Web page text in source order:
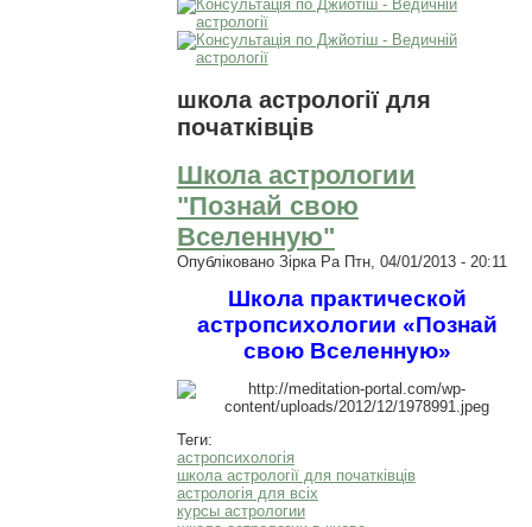
школа астрології для
початківців
Школа астрологии
"Познай свою
Вселенную"
Опубліковано Зірка РаПтн, 04/01/2013 - 20:11
Школа практической
астропсихологии «Познай
свою Вселенную»
Теги:
астропсихологія
школа астрології для початківців
астрологія для всіх
курсы астрологии